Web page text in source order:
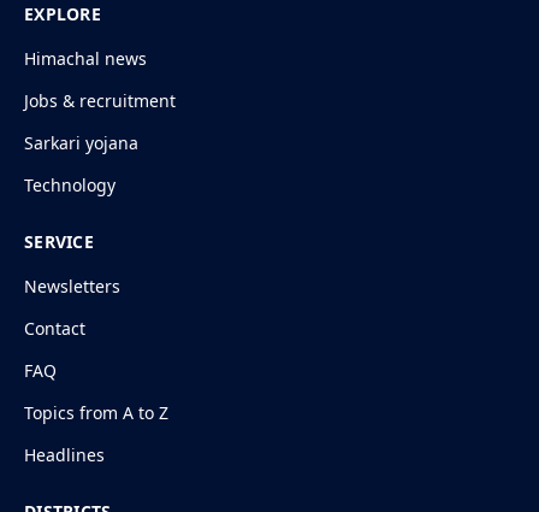
EXPLORE
Himachal news
Jobs & recruitment
Sarkari yojana
Technology
SERVICE
Newsletters
Contact
FAQ
Topics from A to Z
Headlines